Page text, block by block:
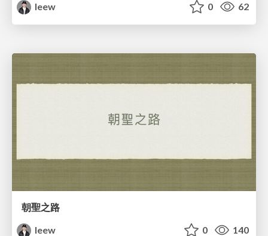
leew 0 62
朝聖之路
leew
0 140